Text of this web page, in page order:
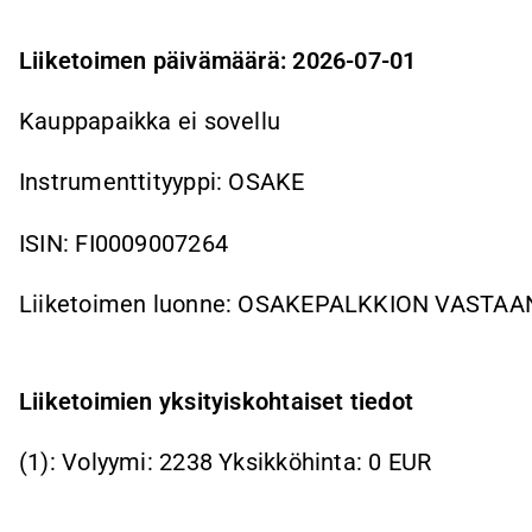
Liiketoimen päivämäärä: 2026-07-01
Kauppapaikka ei sovellu
Instrumenttityyppi: OSAKE
ISIN: FI0009007264
Liiketoimen luonne: OSAKEPALKKION
Liiketoimien yksityiskohtaiset tiedot
(1): Volyymi: 2238 Yksikköhinta: 0 EUR